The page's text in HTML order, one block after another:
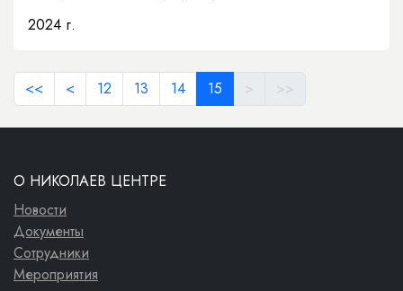
2024 г.
<< < 12 13 14 15 > >>
О НИКОЛАЕВ ЦЕНТРЕ
Новости
Документы
Сотрудники
Мероприятия